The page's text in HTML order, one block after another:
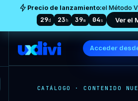
Precio de lanzamiento:el Método
29d 23h 39m 02s Ver el
Acceder
CATÁLOGO · CONTENIDO